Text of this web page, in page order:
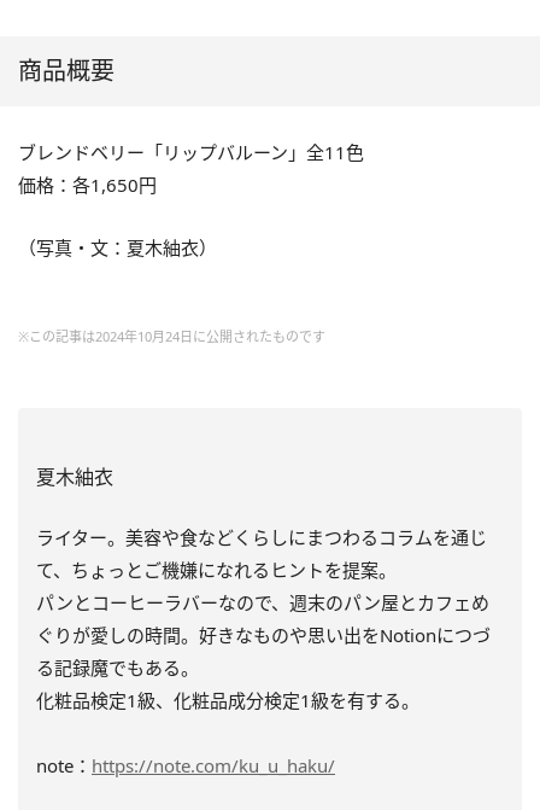
商品概要
ブレンドベリー「リップバルーン」全11色
価格：各1,650円
（写真・文：夏木紬衣）
※この記事は2024年10月24日に公開されたものです
夏木紬衣
ライター。美容や食などくらしにまつわるコラムを通じ
て、ちょっとご機嫌になれるヒントを提案。
パンとコーヒーラバーなので、週末のパン屋とカフェめ
ぐりが愛しの時間。好きなものや思い出をNotionにつづ
る記録魔でもある。
化粧品検定1級、化粧品成分検定1級を有する。
note： https://note.com/ku_u_haku/